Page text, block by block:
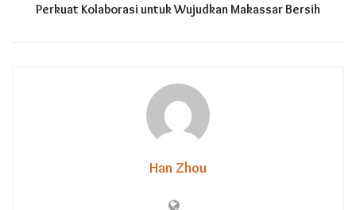
Perkuat Kolaborasi untuk Wujudkan Makassar Bersih
Han Zhou